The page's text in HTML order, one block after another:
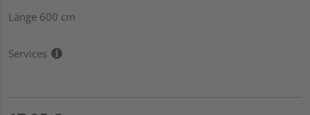
Länge 600 cm
Services